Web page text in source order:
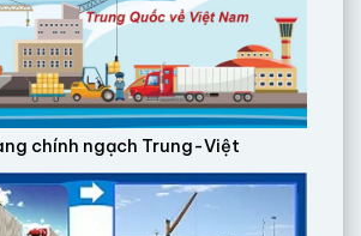
chính ngạch Trung-Việt